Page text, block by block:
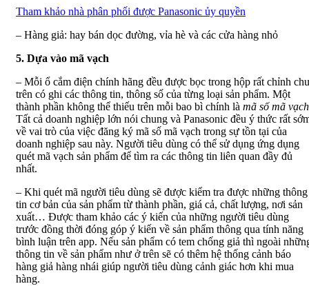
Tham khảo nhà phân phối được Panasonic ủy quyền
– Hàng giả: hay bán dọc đường, vỉa hè và các cửa hàng nhỏ
5. Dựa vào mã vạch
– Mỗi ổ cắm điện chính hãng đều được bọc trong hộp rất chỉnh
trên có ghi các thông tin, thông số của từng loại sản phẩm. Một
thành phần không thể thiếu trên mỗi bao bì chính là mã số mã vạch
Tất cả doanh nghiệp lớn nói chung và Panasonic đều ý thức rất
về vai trò của việc đăng ký mã số mã vạch trong sự tồn tại của
doanh nghiệp sau này. Người tiêu dùng có thể sử dụng ứng dụng
quét mã vạch sản phẩm để tìm ra các thông tin liên quan đầy đủ
nhất.
– Khi quét mã người tiêu dùng sẽ được kiểm tra được những thông
tin cơ bản của sản phẩm từ thành phần, giá cả, chất lượng, nơi sản
xuất… Được tham khảo các ý kiến của những người tiêu dùng
trước đồng thời đóng góp ý kiến về sản phẩm thông qua tính năng
bình luận trên app. Nếu sản phẩm có tem chống giả thì ngoài
thông tin về sản phẩm như ở trên sẽ có thêm hệ thống cảnh báo
hàng giả hàng nhái giúp người tiêu dùng cảnh giác hơn khi mua
hàng.